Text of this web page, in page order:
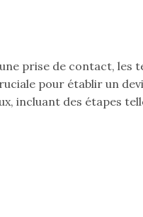
prise de contact, les
pour établir un
incluant des étapes